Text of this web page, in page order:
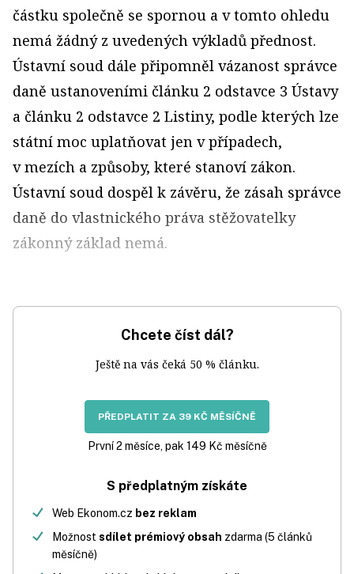
částku společně se spornou a v tomto ohledu
nemá žádný z uvedených výkladů přednost.
Ústavní soud dále připomněl vázanost správce
daně ustanoveními článku 2 odstavce 3 Ústavy
a článku 2 odstavce 2 Listiny, podle kterých lze
státní moc uplatňovat jen v případech,
v mezích a způsoby, které stanoví zákon.
Ústavní soud dospěl k závěru, že zásah správce
daně do vlastnického práva stěžovatelky
zákonný základ nemá.
Chcete číst dál?
Ještě na vás čeká 50 % článku.
PŘEDPLATIT ZA 39 KČ MĚSÍČNĚ
První 2 měsíce, pak 149 Kč měsíčně
S předplatným získáte
Web Ekonom.cz bez reklam
Možnost sdílet prémiový obsah zdarma (5 článků
měsíčně)